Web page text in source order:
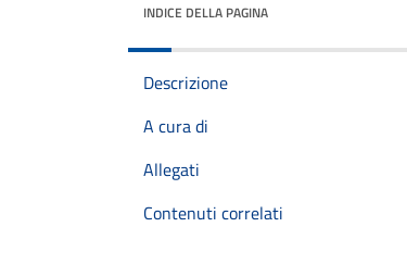
INDICE DELLA PAGINA
Descrizione
A cura di
Allegati
Contenuti correlati